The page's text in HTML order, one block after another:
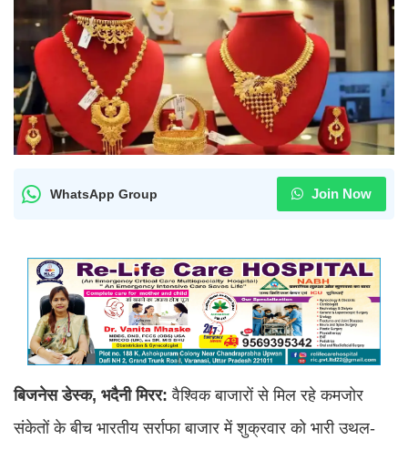
WhatsApp Group Join Now
बिजनेस डेस्क, भदैनी मिरर: वैश्विक बाजारों से मिल रहे कमजोर
संकेतों के बीच भारतीय सर्राफा बाजार में शुक्रवार को भारी उथल-